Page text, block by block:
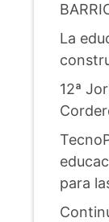
La
12ª
para